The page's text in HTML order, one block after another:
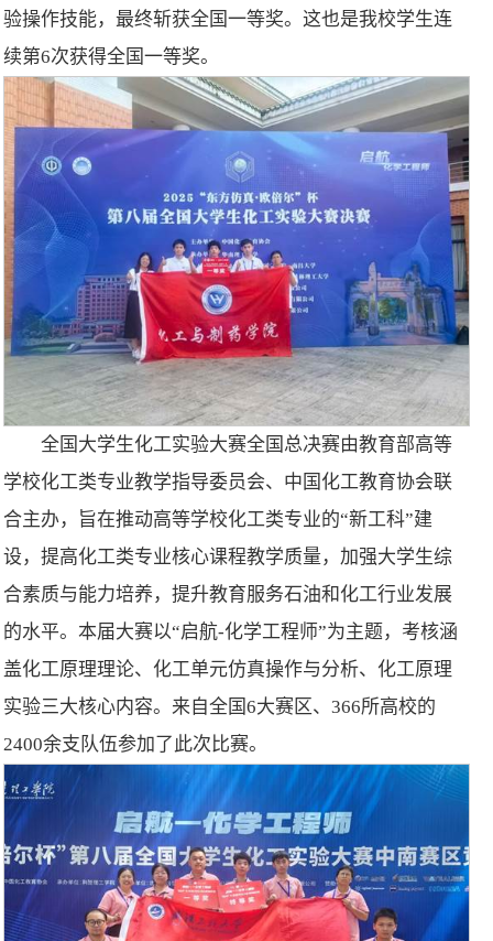
验操作技能，最终斩获全国一等奖。这也是我校学生连
续第6次获得全国一等奖。
全国大学生化工实验大赛全国总决赛由教育部高等
学校化工类专业教学指导委员会、中国化工教育协会联
合主办，旨在推动高等学校化工类专业的“新工科”建
设，提高化工类专业核心课程教学质量，加强大学生综
合素质与能力培养，提升教育服务石油和化工行业发展
的水平。本届大赛以“启航-化学工程师”为主题，考核涵
盖化工原理理论、化工单元仿真操作与分析、化工原理
实验三大核心内容。来自全国6大赛区、366所高校的
2400余支队伍参加了此次比赛。